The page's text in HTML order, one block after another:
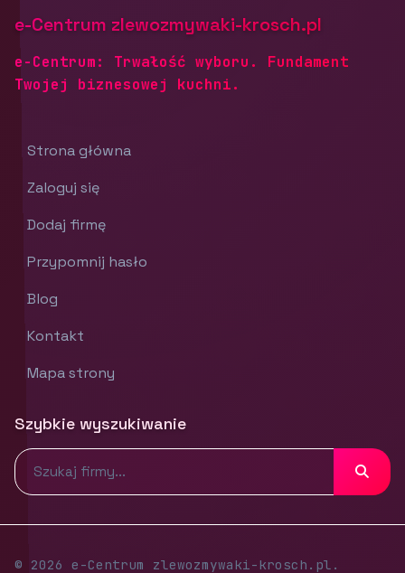
e-Centrum zlewozmywaki-krosch.pl
e-Centrum: Trwałość wyboru. Fundament
Twojej biznesowej kuchni.
Strona główna
Zaloguj się
Dodaj firmę
Przypomnij hasło
Blog
Kontakt
Mapa strony
Szybkie wyszukiwanie
© 2026 e-Centrum zlewozmywaki-krosch.pl.